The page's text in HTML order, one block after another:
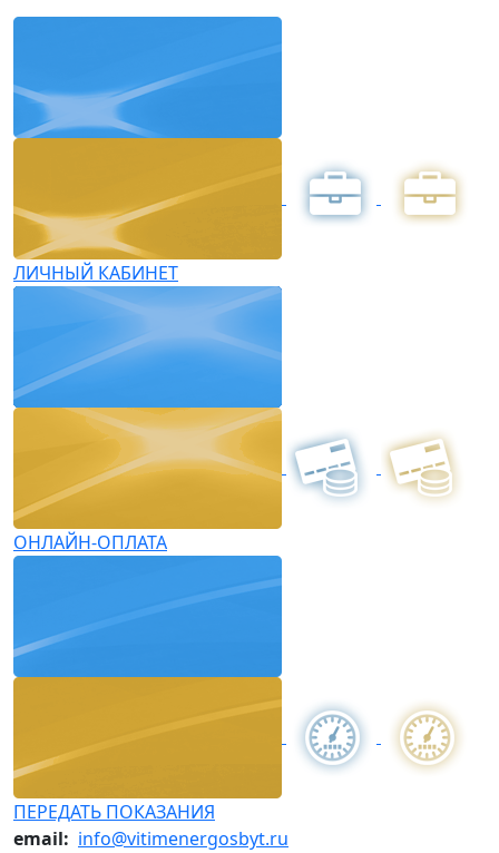
ЛИЧНЫЙ КАБИНЕТ
ОНЛАЙН-ОПЛАТА
ПЕРЕДАТЬ ПОКАЗАНИЯ
email: info@vitimenergosbyt.ru